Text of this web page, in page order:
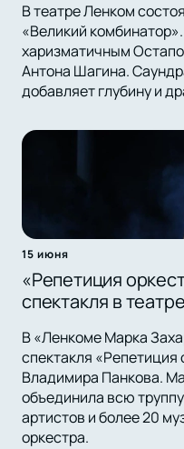
В театре Ленком
«Великий
харизматичным
Антона Шагина.
добавляет глубину и
15 июня
«Репетиция
спектакля в
В «Ленкоме Марка
спектакля «Репетиция
Владимира Панкова.
объединила всю
артистов и более 20
оркестра.